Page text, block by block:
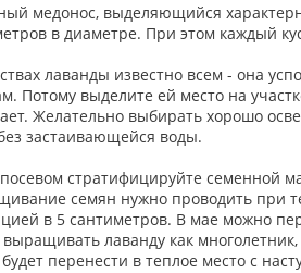
медонос, выделяющийся
в диаметре. При этом каждый
лаванды известно всем - она
Потому выделите ей место на
Желательно выбирать хорошо
застаивающейся воды.
стратифицируйте семенной
семян нужно проводить при
в 5 сантиметров. В мае можно
выращивать лаванду как
перенести в теплое место с